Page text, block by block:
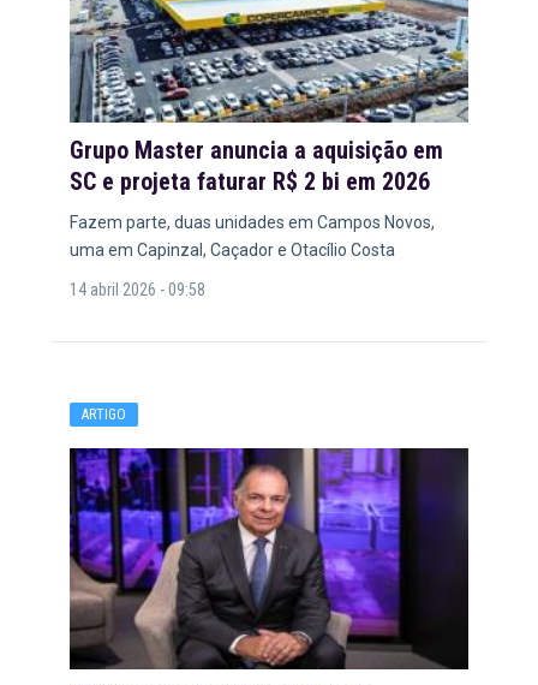
Grupo Master anuncia a aquisição em
SC e projeta faturar R$ 2 bi em 2026
Fazem parte, duas unidades em Campos Novos,
uma em Capinzal, Caçador e Otacílio Costa
14 abril 2026 - 09:58
ARTIGO